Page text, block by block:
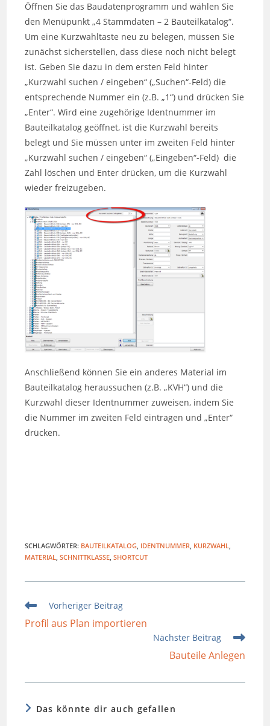
Öffnen Sie das Baudatenprogramm und wählen Sie
den Menüpunkt „4 Stammdaten – 2 Bauteilkatalog“.
Um eine Kurzwahltaste neu zu belegen, müssen Sie
zunächst sicherstellen, dass diese noch nicht belegt
ist. Geben Sie dazu in dem ersten Feld hinter
„Kurzwahl suchen / eingeben“ („Suchen“-Feld) die
entsprechende Nummer ein (z.B. „1“) und drücken Sie
„Enter“. Wird eine zugehörige Identnummer im
Bauteilkatalog geöffnet, ist die Kurzwahl bereits
belegt und Sie müssen unter im zweiten Feld hinter
„Kurzwahl suchen / eingeben“ („Eingeben“-Feld) die
Zahl löschen und Enter drücken, um die Kurzwahl
wieder freizugeben.
Anschließend können Sie ein anderes Material im
Bauteilkatalog heraussuchen (z.B. „KVH“) und die
Kurzwahl dieser Identnummer zuweisen, indem Sie
die Nummer im zweiten Feld eintragen und „Enter“
drücken.
SCHLAGWÖRTER: BAUTEILKATALOG, IDENTNUMMER, KURZWAHL,
MATERIAL, SCHNITTKLASSE, SHORTCUT
Weitere
Artikel
ansehen
Vorheriger Beitrag
Profil aus Plan importieren
Nächster Beitrag
Bauteile Anlegen
Das könnte dir auch gefallen